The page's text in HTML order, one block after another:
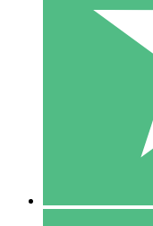
Paga a consumo